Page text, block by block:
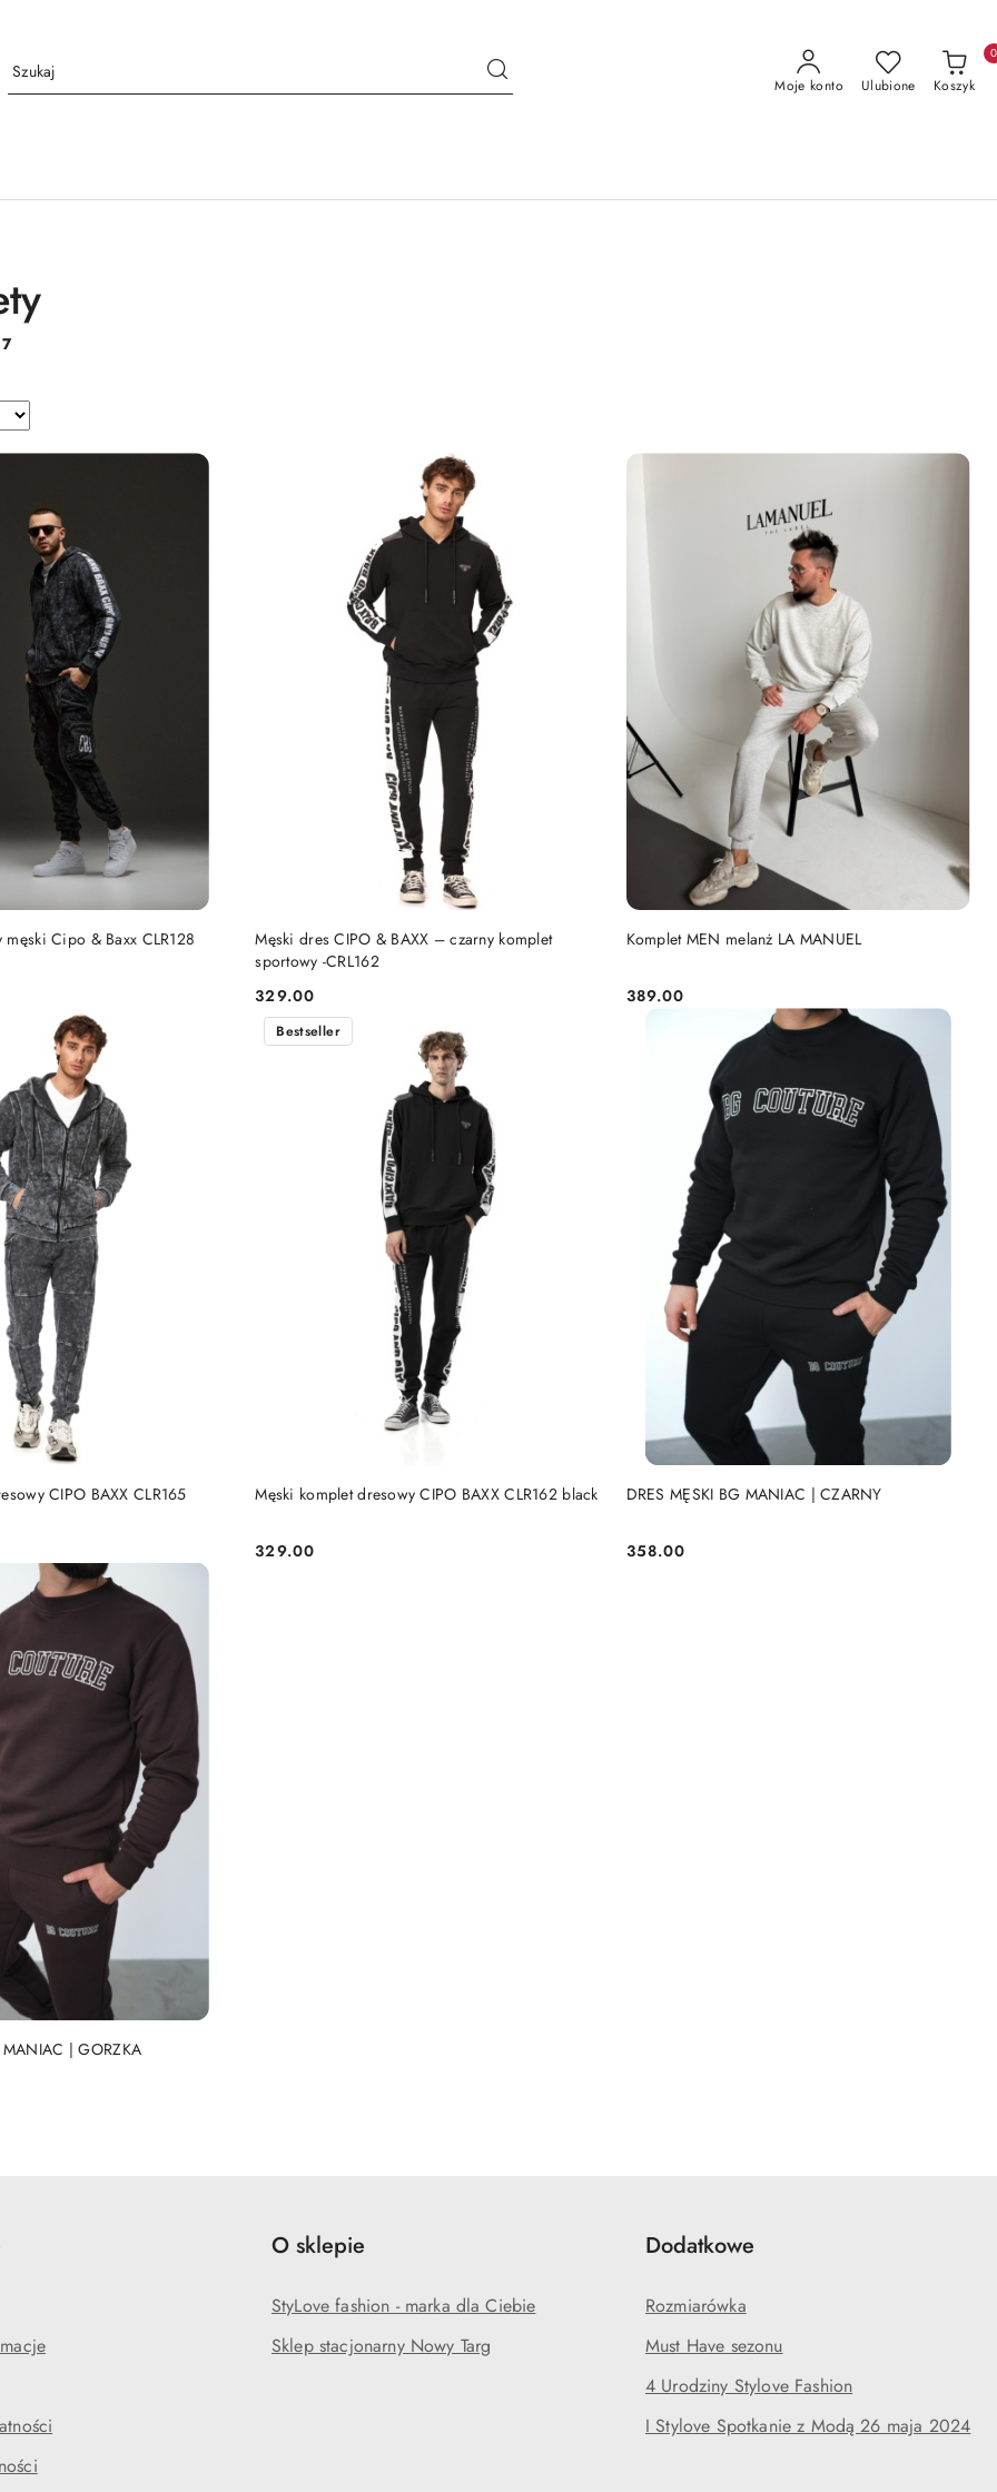
Moje konto Ulubione Koszyk
0
7
Cipo & Baxx CLR128
DO KOSZYKA
Męski dres CIPO & BAXX – czarny komplet
sportowy -CRL162
Cena:
329.00
DO KOSZYKA Komplet MEN melanż LA MANUEL
Cena:
389.00
DO KOSZYKA
CIPO BAXX CLR165
DO KOSZYKA Męski komplet dresowy CIPO BAXX CLR162 black
Cena:
329.00
Bestseller
DO KOSZYKA DRES MĘSKI BG MANIAC | CZARNY
Cena:
358.00
DO KOSZYKA
MANIAC | GORZKA
DO KOSZYKA
O sklepie
StyLove fashion - marka dla Ciebie
Sklep stacjonarny Nowy Targ
Dodatkowe
Rozmiarówka
Must Have sezonu
4 Urodziny Stylove Fashion
I Stylove Spotkanie z Modą 26 maja 2024